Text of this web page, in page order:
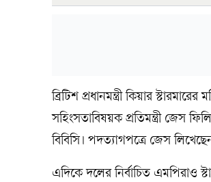
ব্রিটিশ প্রধানমন্ত্রী কিয়ার
সহিংসতাবিষয়ক প্রতিমন্ত্রী জেস
বিবিসি। পদত্যাগপত্রে জেস
এদিকে দলের নির্বাচিত এমপিরাও